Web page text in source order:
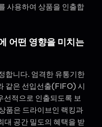
사용하여 상품을 인출합
어떤 영향을 미치는
합니다. 엄격한 유통기한
같은 선입선출(FIFO) 시
선적으로 인출되도록 보
품은 드라이브인 랙킹과
공간 밀도의 혜택을 받